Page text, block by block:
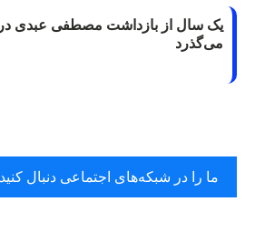
یک سال از بازداشت مصطفی عبدی
می‌گذرد
ما را در شبکه‌های اجتماعی دنبال کنید